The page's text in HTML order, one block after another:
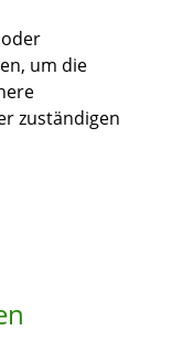
um die
zuständigen